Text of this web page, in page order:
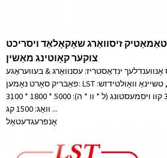
זיסוואַרג שאָקאָלאַד ויסריכט
צוקער קאָוטינג מאַשין
ינדאַסטריז: עסנוואַרג & בעוועראַגע
פאַבריק סאָרט נאָמען: LST אָרט פון אָריגין: סיטשואַן, טשיינאַ וואָולטידזש:
380/415/660 מאַכט (וו): 38 קוו ויסמעסטונג (ל * וו * ה): 5000 * 1800 * 3100
וואָג: 1500 קג ...
אָנפרעגדעטאַל